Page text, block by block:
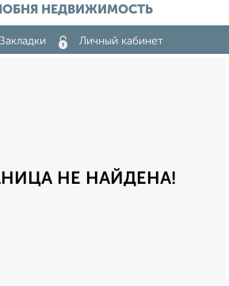
НЕДВИЖИМОСТЬ
Закладки Личный кабинет
НЕ НАЙДЕНА!